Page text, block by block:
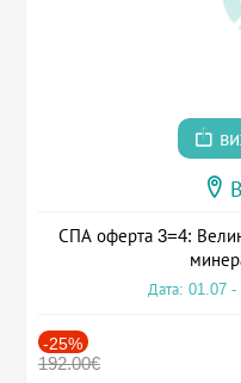
СПА оферта 3=4:
Дата: 01.07
-25%
192.00€